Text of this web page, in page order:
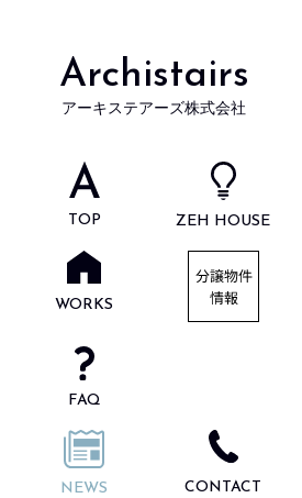
Archistairs
アーキステアーズ株式会社
TOP ZEH HOUSE
WORKS
FAQ
NEWS CONTACT